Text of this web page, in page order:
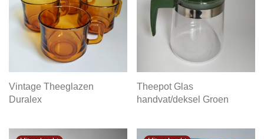
Vintage Theeglazen
Duralex
Theepot Glas
handvat/deksel Groen